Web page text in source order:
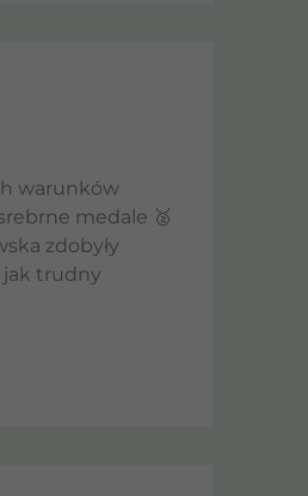
warunków
medale 🥈
zdobyły
jak trudny